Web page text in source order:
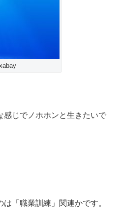
感じでノホホンと生きたいで
「職業訓練」関連かです。